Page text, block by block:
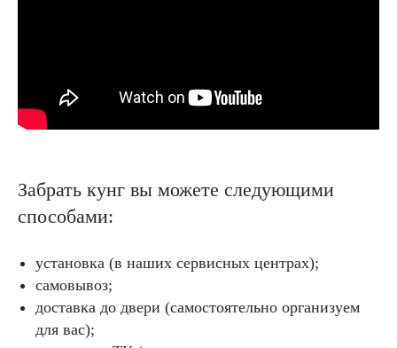
Забрать кунг вы можете следующими
способами:
установка (в наших сервисных центрах);
самовывоз;
доставка до двери (самостоятельно организуем
для вас);